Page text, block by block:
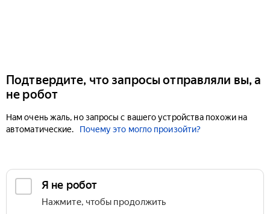
Подтвердите, что запросы отправляли вы, а
не робот
Нам очень жаль, но запросы с вашего устройства похожи на
автоматические.
Почему это могло произойти?